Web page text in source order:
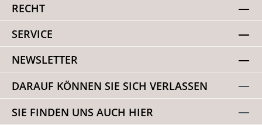
RECHT
SERVICE
NEWSLETTER
DARAUF KÖNNEN SIE SICH VERLASSEN
SIE FINDEN UNS AUCH HIER